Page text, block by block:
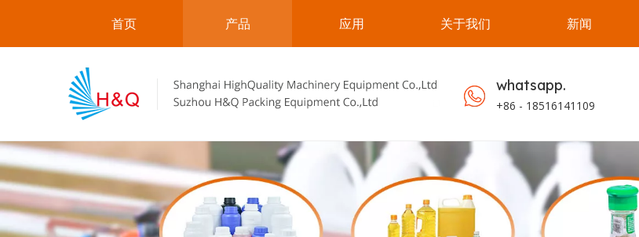
首页 产品 应用 关于我们 新闻
whatsapp.
+86 - 18516141109